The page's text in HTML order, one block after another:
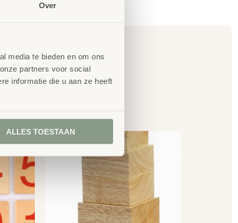
Over
media te bieden en om ons
partners voor social
informatie die u aan ze heeft
ALLES TOESTAAN